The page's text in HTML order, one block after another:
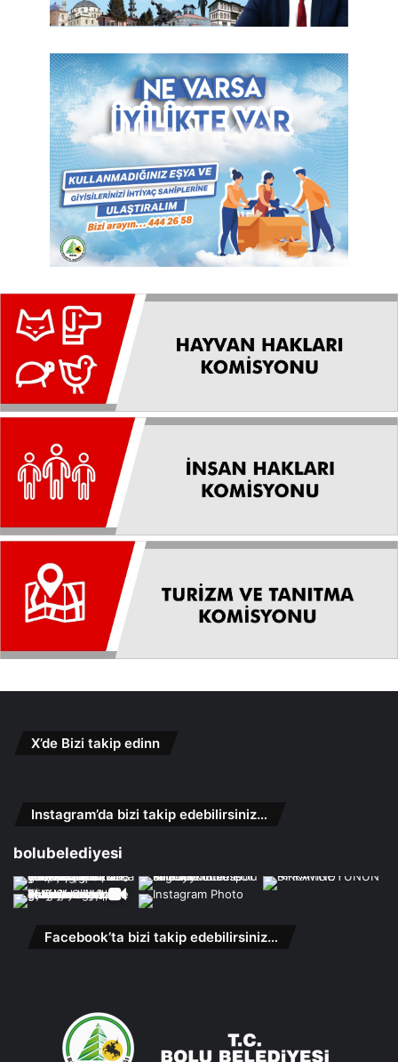
X’de Bizi takip edinn
Instagram’da bizi takip edebilirsiniz…
bolubelediyesi
Facebook’ta bizi takip edebilirsiniz…